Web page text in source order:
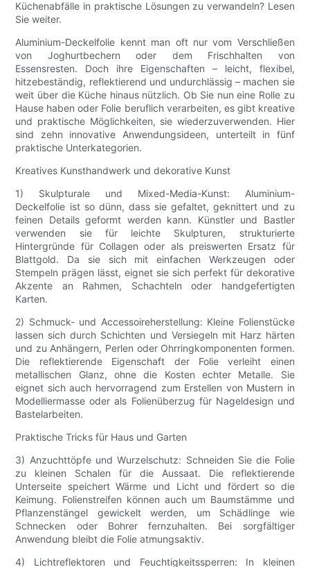
Küchenabfälle in praktische Lösungen zu verwandeln? Lesen
Sie weiter.
Aluminium-Deckelfolie kennt man oft nur vom Verschließen
von Joghurtbechern oder dem Frischhalten von
Essensresten. Doch ihre Eigenschaften – leicht, flexibel,
hitzebeständig, reflektierend und undurchlässig – machen sie
weit über die Küche hinaus nützlich. Ob Sie nun eine Rolle zu
Hause haben oder Folie beruflich verarbeiten, es gibt kreative
und praktische Möglichkeiten, sie wiederzuverwenden. Hier
sind zehn innovative Anwendungsideen, unterteilt in fünf
praktische Unterkategorien.
Kreatives Kunsthandwerk und dekorative Kunst
1) Skulpturale und Mixed-Media-Kunst: Aluminium-
Deckelfolie ist so dünn, dass sie gefaltet, geknittert und zu
feinen Details geformt werden kann. Künstler und Bastler
verwenden sie für leichte Skulpturen, strukturierte
Hintergründe für Collagen oder als preiswerten Ersatz für
Blattgold. Da sie sich mit einfachen Werkzeugen oder
Stempeln prägen lässt, eignet sie sich perfekt für dekorative
Akzente an Rahmen, Schachteln oder handgefertigten
Karten.
2) Schmuck- und Accessoireherstellung: Kleine Folienstücke
lassen sich durch Schichten und Versiegeln mit Harz härten
und zu Anhängern, Perlen oder Ohrringkomponenten formen.
Die reflektierende Eigenschaft der Folie verleiht einen
metallischen Glanz, ohne die Kosten echter Metalle. Sie
eignet sich auch hervorragend zum Erstellen von Mustern in
Modelliermasse oder als Folienüberzug für Nageldesign und
Bastelarbeiten.
Praktische Tricks für Haus und Garten
3) Anzuchttöpfe und Wurzelschutz: Schneiden Sie die Folie
zu kleinen Schalen für die Aussaat. Die reflektierende
Unterseite speichert Wärme und Licht und fördert so die
Keimung. Folienstreifen können auch um Baumstämme und
Pflanzenstängel gewickelt werden, um Schädlinge wie
Schnecken oder Bohrer fernzuhalten. Bei sorgfältiger
Anwendung bleibt die Folie atmungsaktiv.
4) Lichtreflektoren und Feuchtigkeitssperren: In kleinen